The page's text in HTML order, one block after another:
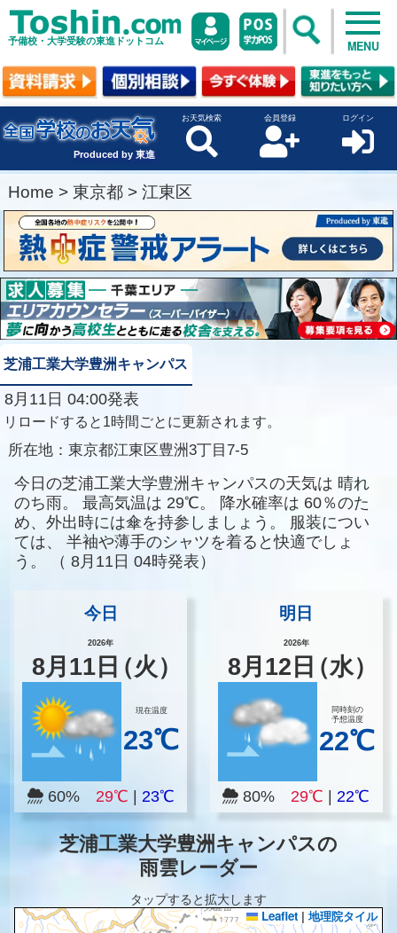
予備校・大学受験の東進ドットコム MENU
Produced by 東進
お天気検索 会員登録 ログイン
Home > 東京都 > 江東区
芝浦工業大学豊洲キャンパス
8月11日 04:00発表
リロードすると1時間ごとに更新されます。
所在地： 東京都江東区豊洲3丁目7-5
今日の芝浦工業大学豊洲キャンパスの天気は 晴れ
のち雨。
最高気温は 29℃。 降水確率は 60％のた
め、外出時には傘を持参しましょう。
服装につい
ては、
半袖や薄手のシャツを着ると快適でしょ
う。
（ 8月11日 04時発表）
今日
2026年
8月 11日（火）
現在温度
23℃
60% 29℃ 23℃
明日
2026年
8月 12 日（水）
同時刻の
予想温度
22℃
80%29℃ |22℃
芝浦工業大学豊洲キャンパスの
雨雲レーダー
タップすると拡大します
Leaflet | 地理院タイル